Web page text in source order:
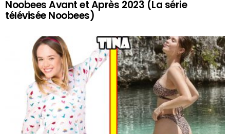
Noobees Avant et Après 2023 (La série
télévisée Noobees)